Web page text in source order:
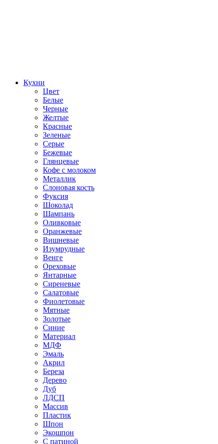
Кухни
Цвет
Белые
Черные
Желтые
Красные
Зеленые
Серые
Бежевые
Глянцевые
Кофе с молоком
Металлик
Слоновая кость
Фуксия
Шоколад
Шампань
Оливковые
Оранжевые
Вишневые
Изумрудные
Венге
Ореховые
Янтарные
Сиреневые
Салатовые
Фиолетовые
Мятные
Золотые
Синие
Материал
МДФ
Эмаль
Акрил
Береза
Дерево
Дуб
ЛДСП
Массив
Пластик
Шпон
Экошпон
С патиной